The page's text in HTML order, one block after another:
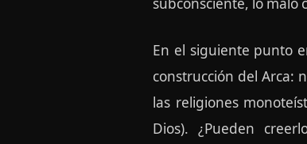
En el siguiente punto
construcción del Arca:
las religiones
Dios). ¿Pueden